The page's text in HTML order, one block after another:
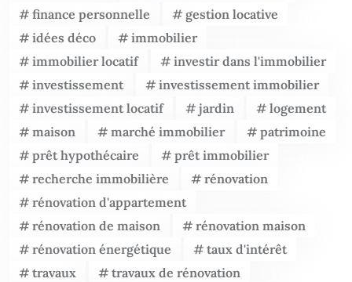
finance personnelle
gestion locative
idées déco
immobilier
immobilier locatif
investir dans l'immobilier
investissement
investissement immobilier
investissement locatif
jardin
logement
maison
marché immobilier
patrimoine
prêt hypothécaire
prêt immobilier
recherche immobilière
rénovation
rénovation d'appartement
rénovation de maison
rénovation maison
rénovation énergétique
taux d'intérêt
travaux
travaux de rénovation